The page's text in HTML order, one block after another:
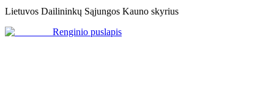
Lietuvos Dailininkų Sąjungos Kauno skyrius
Renginio puslapis